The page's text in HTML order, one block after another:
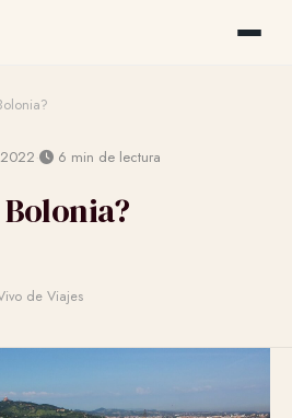
6 min de lectura
de Viajes